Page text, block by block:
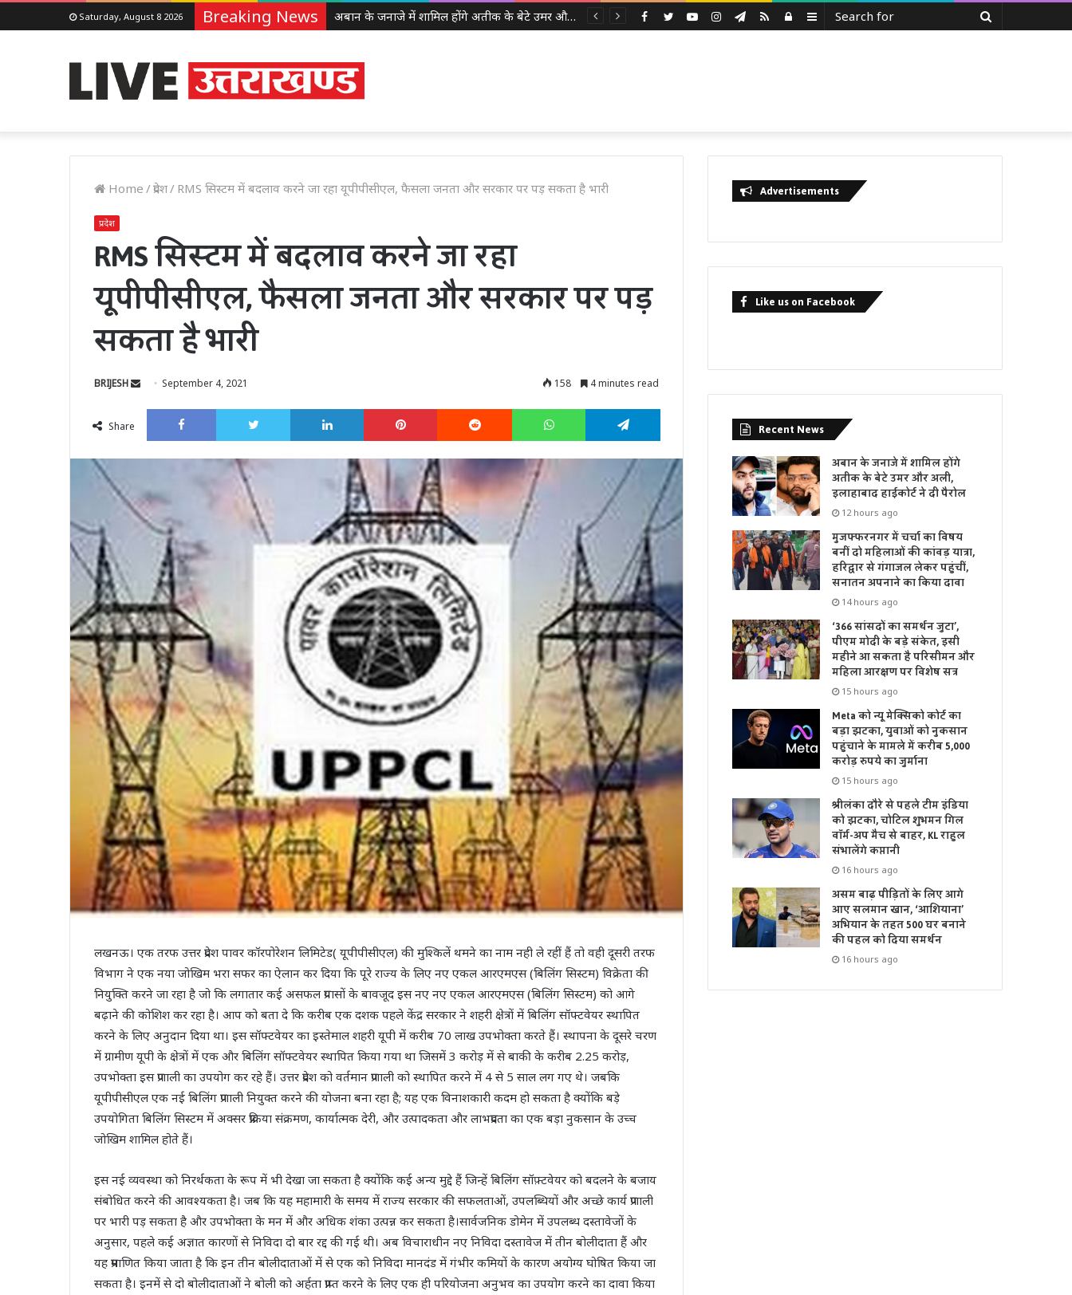
Saturday, August 8 2026 Breaking News Sidebar
Log
RSS
Telegram
Instagram
YouTube
Twitter
Facebook
Home /प्रदेश/ RMS सिस्टम में बदलाव करने जा रहा यूपीपीसीएल, फैसला जनता और सरकार पर पड़ सकता है भारी
प्रदेश
RMS सिस्टम में बदलाव करने जा रहा
यूपीपीसीएल, फैसला जनता और सरकार पर पड़
सकता है भारी
BRIJESH
Send September 4, 2021 158 4 minutes read
Share
Facebook Twitter LinkedIn Pinterest Reddit WhatsApp Telegram
लखनऊ। एक तरफ उत्तर प्रदेश पावर कॉरपोरेशन लिमिटेड( यूपीपीसीएल) की मुश्किलें थमने का नाम नही ले रहीं हैं तो वही दूसरी तरफ
विभाग ने एक नया जोखिम भरा सफर का ऐलान कर दिया कि पूरे राज्य के लिए नए एकल आरएमएस (बिलिंग सिस्टम) विक्रेता की
नियुक्ति करने जा रहा है जो कि लगातार कई असफल प्रयासों के बावजूद इस नए नए एकल आरएमएस (बिलिंग सिस्टम) को आगे
बढ़ाने की कोशिश कर रहा है। आप को बता दे कि करीब एक दशक पहले केंद्र सरकार ने शहरी क्षेत्रों में बिलिंग सॉफ्टवेयर स्थापित
करने के लिए अनुदान दिया था। इस सॉफ्टवेयर का इस्तेमाल शहरी यूपी में करीब 70 लाख उपभोक्ता करते हैं। स्थापना के दूसरे चरण
में ग्रामीण यूपी के क्षेत्रों में एक और बिलिंग सॉफ्टवेयर स्थापित किया गया था जिसमें 3 करोड़ में से बाकी के करीब 2.25 करोड़,
उपभोक्ता इस प्रणाली का उपयोग कर रहे हैं। उत्तर प्रदेश को वर्तमान प्रणाली को स्थापित करने में 4 से 5 साल लग गए थे। जबकि
यूपीपीसीएल एक नई बिलिंग प्रणाली नियुक्त करने की योजना बना रहा है; यह एक विनाशकारी कदम हो सकता है क्योंकि बड़े
उपयोगिता बिलिंग सिस्टम में अक्सर प्रक्रिया संक्रमण, कार्यात्मक देरी, और उत्पादकता और लाभप्रदता का एक बड़ा नुकसान के उच्च
जोखिम शामिल होते हैं।
इस नई व्यवस्था को निरर्थकता के रूप में भी देखा जा सकता है क्योंकि कई अन्य मुद्दे हैं जिन्हें बिलिंग सॉफ़्टवेयर को बदलने के बजाय
संबोधित करने की आवश्यकता है। जब कि यह महामारी के समय में राज्य सरकार की सफलताओं, उपलब्धियों और अच्छे कार्य प्रणाली
पर भारी पड़ सकता है और उपभोक्ता के मन में और अधिक शंका उत्पन्न कर सकता है।सार्वजनिक डोमेन में उपलब्ध दस्तावेजों के
अनुसार, पहले कई अज्ञात कारणों से निविदा दो बार रद्द की गई थी। अब विचाराधीन नए निविदा दस्तावेज में तीन बोलीदाता हैं और
यह प्रमाणित किया जाता है कि इन तीन बोलीदाताओं में से एक को निविदा मानदंड में गंभीर कमियों के कारण अयोग्य घोषित किया जा
सकता है। इनमें से दो बोलीदाताओं ने बोली को अर्हता प्राप्त करने के लिए एक ही परियोजना अनुभव का उपयोग करने का दावा किया
Advertisements
Like us on Facebook
Recent News
अबान के जनाजे में शामिल होंगे
अतीक के बेटे उमर और अली,
इलाहाबाद हाईकोर्ट ने दी पैरोल
12 hours ago
मुजफ्फरनगर में चर्चा का विषय
बनीं दो महिलाओं की कांवड़ यात्रा,
हरिद्वार से गंगाजल लेकर पहुंचीं,
सनातन अपनाने का किया दावा
14 hours ago
‘366 सांसदों का समर्थन जुटा’,
पीएम मोदी के बड़े संकेत, इसी
महीने आ सकता है परिसीमन और
महिला आरक्षण पर विशेष सत्र
15 hours ago
Meta को न्यू मेक्सिको कोर्ट का
बड़ा झटका, युवाओं को नुकसान
पहुंचाने के मामले में करीब 5,000
करोड़ रुपये का जुर्माना
15 hours ago
श्रीलंका दौरे से पहले टीम इंडिया
को झटका, चोटिल शुभमन गिल
वॉर्म-अप मैच से बाहर, KL राहुल
संभालेंगे कप्तानी
16 hours ago
असम बाढ़ पीड़ितों के लिए आगे
आए सलमान खान, ‘आशियाना’
अभियान के तहत 500 घर बनाने
की पहल को दिया समर्थन
16 hours ago